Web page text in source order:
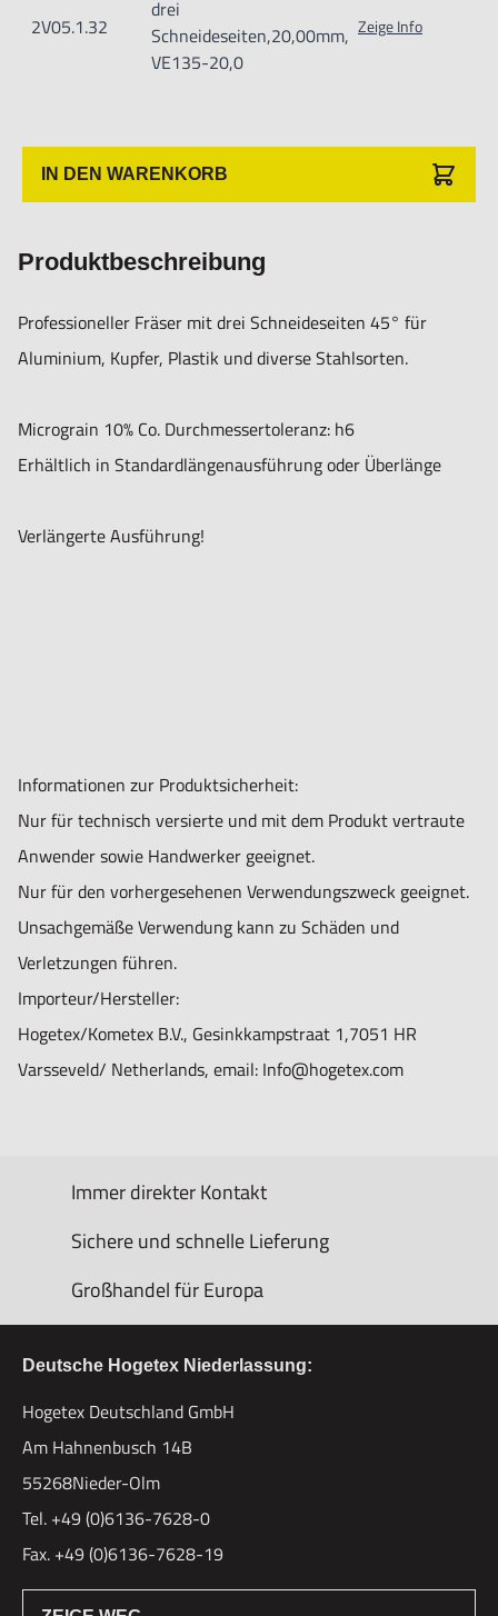
2V05.1.32
drei
Schneideseiten,20,00mm,
VE135-20,0
Zeige Info
IN DEN WARENKORB
Produktbeschreibung
Professioneller Fräser mit drei Schneideseiten 45° für
Aluminium, Kupfer, Plastik und diverse Stahlsorten.
Micrograin 10% Co. Durchmessertoleranz: h6
Erhältlich in Standardlängenausführung oder Überlänge
Verlängerte Ausführung!
Informationen zur Produktsicherheit:
Nur für technisch versierte und mit dem Produkt vertraute
Anwender sowie Handwerker geeignet.
Nur für den vorhergesehenen Verwendungszweck geeignet.
Unsachgemäße Verwendung kann zu Schäden und
Verletzungen führen.
Importeur/Hersteller:
Hogetex/Kometex B.V., Gesinkkampstraat 1,7051 HR
Varsseveld/ Netherlands, email: Info@hogetex.com
Immer direkter Kontakt
Sichere und schnelle Lieferung
Großhandel für Europa
Deutsche Hogetex Niederlassung:
Hogetex Deutschland GmbH
Am Hahnenbusch 14B
55268Nieder-Olm
Tel. +49 (0)6136-7628-0
Fax. +49 (0)6136-7628-19